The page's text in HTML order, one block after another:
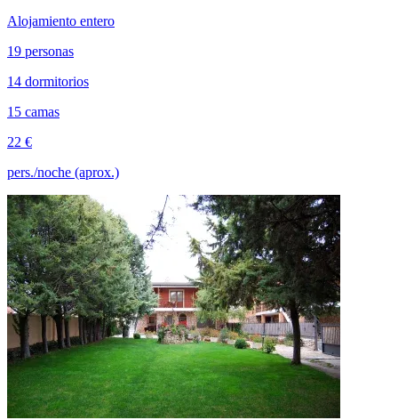
Alojamiento entero
19 personas
14 dormitorios
15 camas
22 €
pers./noche (aprox.)